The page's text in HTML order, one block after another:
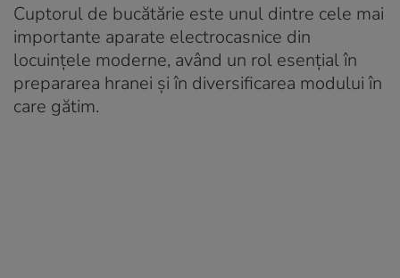
Cuptorul de bucătărie este unul dintre cele mai
importante aparate electrocasnice din
locuințele moderne, având un rol esențial în
prepararea hranei și în diversificarea modului în
care gătim.